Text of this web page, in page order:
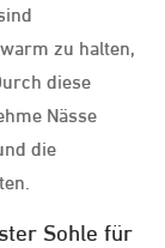
zu halten,
diese
Nässe
die
Sohle für